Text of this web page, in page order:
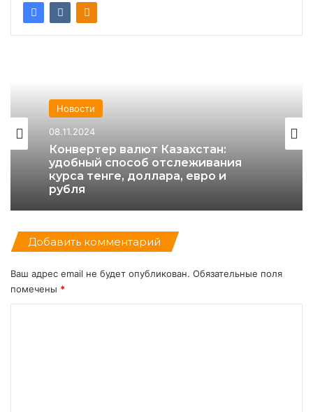
08.11.2024
Конвертер валют Казахстан:
удобный способ отслеживания
рубля
Новости
30.10.2024
BYD начнет продажи в Казахстане
Добавить комментарий
Ваш адрес email не будет опубликован. Обязательные поля
помечены *